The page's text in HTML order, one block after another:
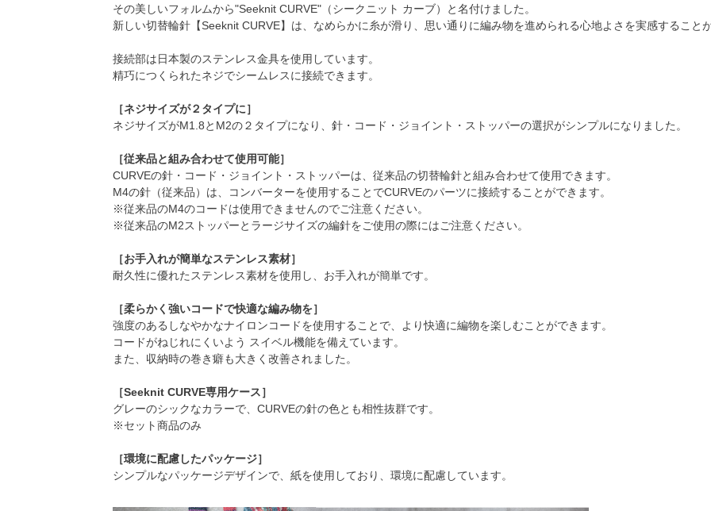
その美しいフォルムから"Seeknit CURVE"（シークニット カーブ）と名付けました。
新しい切替輪針【Seeknit CURVE】は、なめらかに糸が滑り、思い通りに編み物を進められる心地よさを実感することが
接続部は日本製のステンレス金具を使用しています。
精巧につくられたネジでシームレスに接続できます。
［ネジサイズが２タイプに］
ネジサイズがM1.8とM2の２タイプになり、針・コード・ジョイント・ストッパーの選択がシンプルになりました。
［従来品と組み合わせて使用可能］
CURVEの針・コード・ジョイント・ストッパーは、従来品の切替輪針と組み合わせて使用できます。
M4の針（従来品）は、コンバーターを使用することでCURVEのパーツに接続することができます。
※従来品のM4のコードは使用できませんのでご注意ください。
※従来品のM2ストッパーとラージサイズの編針をご使用の際にはご注意ください。
［お手入れが簡単なステンレス素材］
耐久性に優れたステンレス素材を使用し、お手入れが簡単です。
［柔らかく強いコードで快適な編み物を］
強度のあるしなやかなナイロンコードを使用することで、より快適に編物を楽しむことができます。
コードがねじれにくいよう スイベル機能を備えています。
また、収納時の巻き癖も大きく改善されました。
［Seeknit CURVE専用ケース］
グレーのシックなカラーで、CURVEの針の色とも相性抜群です。
※セット商品のみ
［環境に配慮したパッケージ］
シンプルなパッケージデザインで、紙を使用しており、環境に配慮しています。